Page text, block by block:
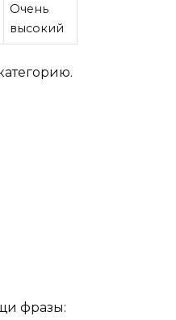
Очень
высокий
фразы: